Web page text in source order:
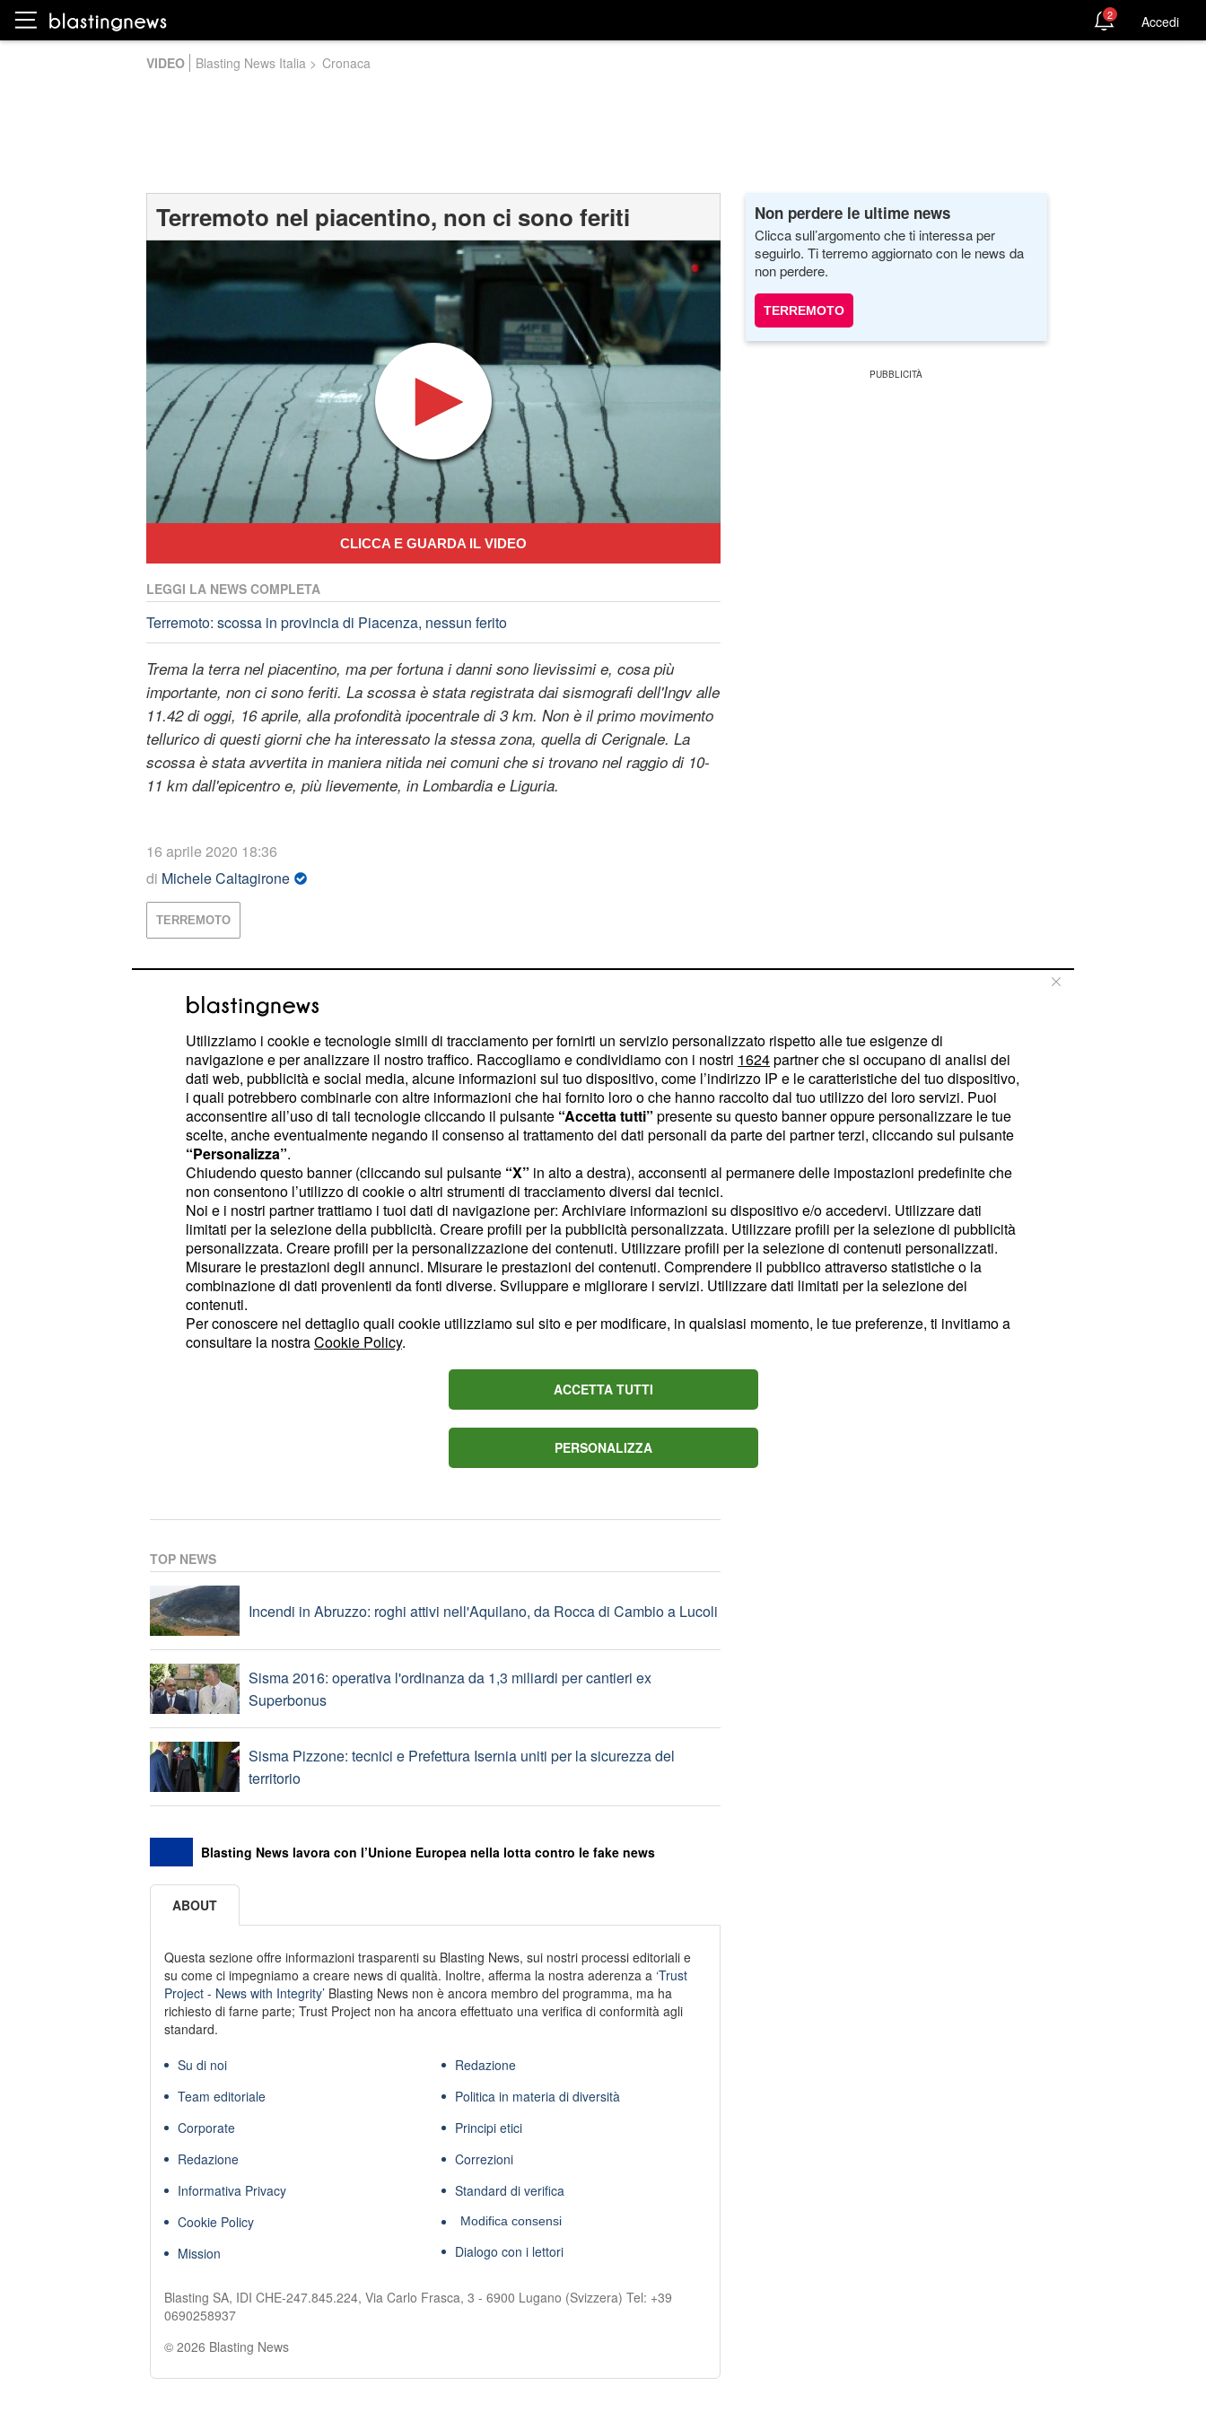
VIDEO Blasting News Italia > Cronaca
Terremoto nel piacentino, non ci sono feriti
CLICCA E GUARDA IL VIDEO
LEGGI LA NEWS COMPLETA
Terremoto: scossa in provincia di Piacenza, nessun ferito
Trema la terra nel piacentino, ma per fortuna i danni sono lievissimi e, cosa più
importante, non ci sono feriti. La scossa è stata registrata dai sismografi dell'Ingv alle
11.42 di oggi, 16 aprile, alla profondità ipocentrale di 3 km. Non è il primo movimento
tellurico di questi giorni che ha interessato la stessa zona, quella di Cerignale. La
scossa è stata avvertita in maniera nitida nei comuni che si trovano nel raggio di 10-
11 km dall'epicentro e, più lievemente, in Lombardia e Liguria.
16 aprile 2020 18:36
di Michele Caltagirone
TERREMOTO
arresti
Trapani, Antonini in ospedale dopo un'aggressione in centro storico
PLAYLIST
'Ndrangheta, rete internazionale di narcotraffico gestita dal carcere: 35
arresti
Ponte Morandi, 32 le pene in primo grado: inflitti oltre 177 anni di carcere
‘Ndrangheta, 79 arresti: nei mirino le famiglie storiche del reggino
TOP NEWS
Incendi in Abruzzo: roghi attivi nell'Aquilano, da Rocca di Cambio a Lucoli
Sisma 2016: operativa l'ordinanza da 1,3 miliardi per cantieri ex
Superbonus
Sisma Pizzone: tecnici e Prefettura Isernia uniti per la sicurezza del
territorio
Blasting News lavora con l’Unione Europea nella lotta contro le fake news
ABOUT
Questa sezione offre informazioni trasparenti su Blasting News, sui nostri processi editoriali e
su come ci impegniamo a creare news di qualità. Inoltre, afferma la nostra aderenza a ‘Trust
Project - News with Integrity’Blasting News non è ancora membro del programma, ma ha
richiesto di farne parte; Trust Project non ha ancora effettuato una verifica di conformità agli
standard.
Su di noi
Team editoriale
Corporate
Redazione
Informativa Privacy
Cookie Policy
Mission
Redazione
Politica in materia di diversità
Principi etici
Correzioni
Standard di verifica
Modifica consensi
Dialogo con i lettori
Blasting SA, IDI CHE-247.845.224, Via Carlo Frasca, 3 - 6900 Lugano (Svizzera) Tel: +39
0690258937
© 2026 Blasting News
Non perdere le ultime news
Clicca sull’argomento che ti interessa per
seguirlo. Ti terremo aggiornato con le news da
non perdere.
TERREMOTO
2 Accedi
Utilizziamo i cookie e tecnologie simili di tracciamento per fornirti un servizio personalizzato rispetto alle tue esigenze di
navigazione e per analizzare il nostro traffico. Raccogliamo e condividiamo con i nostri 1624partner che si occupano di analisi dei
dati web, pubblicità e social media, alcune informazioni sul tuo dispositivo, come l’indirizzo IP e le caratteristiche del tuo dispositivo,
i quali potrebbero combinarle con altre informazioni che hai fornito loro o che hanno raccolto dal tuo utilizzo dei loro servizi. Puoi
acconsentire all’uso di tali tecnologie cliccando il pulsante “Accetta tutti” presente su questo banner oppure personalizzare le tue
scelte, anche eventualmente negando il consenso al trattamento dei dati personali da parte dei partner terzi, cliccando sul pulsante
“Personalizza”.
Chiudendo questo banner (cliccando sul pulsante “X” in alto a destra), acconsenti al permanere delle impostazioni predefinite che
non consentono l’utilizzo di cookie o altri strumenti di tracciamento diversi dai tecnici.
Noi e i nostri partner trattiamo i tuoi dati di navigazione per: Archiviare informazioni su dispositivo e/o accedervi. Utilizzare dati
limitati per la selezione della pubblicità. Creare profili per la pubblicità personalizzata. Utilizzare profili per la selezione di pubblicità
personalizzata. Creare profili per la personalizzazione dei contenuti. Utilizzare profili per la selezione di contenuti personalizzati.
Misurare le prestazioni degli annunci. Misurare le prestazioni dei contenuti. Comprendere il pubblico attraverso statistiche o la
combinazione di dati provenienti da fonti diverse. Sviluppare e migliorare i servizi. Utilizzare dati limitati per la selezione dei
contenuti.
Per conoscere nel dettaglio quali cookie utilizziamo sul sito e per modificare, in qualsiasi momento, le tue preferenze, ti invitiamo a
consultare la nostraCookie Policy.
ACCETTA TUTTI
PERSONALIZZA